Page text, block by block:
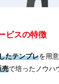
ビスの特徴
たテンプレを用意
売で培ったノウハ